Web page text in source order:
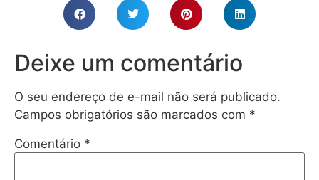
Deixe um comentário
O seu endereço de e-mail não será publicado.
Campos obrigatórios são marcados com *
Comentário *